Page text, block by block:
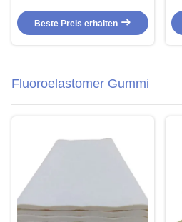
Kraftstoffschlauch-System
beständig ist
Beste Preis erhalten
Fluoroelastomer Gummi